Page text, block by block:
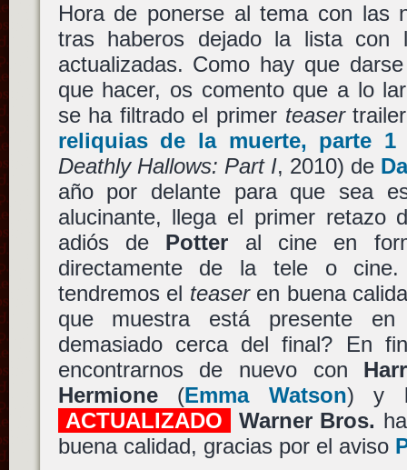
Hora de ponerse al tema con las
tras haberos dejado la lista con
actualizadas. Como hay que
que hacer, os comento que a lo
se ha filtrado el primer teaser
reliquias de la muerte, parte 1
Deathly Hallows: Part I, 2010) de
año por delante para que sea
alucinante, llega el primer retazo
adiós de Potter al cine en
directamente de la tele o
tendremos el teaseren buena
que muestra está presente
demasiado cerca del final? En
encontrarnos de nuevo con
Hermione(Emma Watson) y
ACTUALIZADO
Warner Bros.
buena calidad, gracias por el aviso